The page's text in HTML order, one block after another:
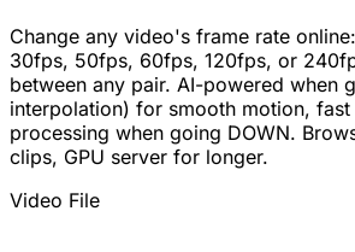
Change any video's frame rate
30fps, 50fps, 60fps, 120fps, or
between any pair. AI-powered when
interpolation) for smooth motion, fast
processing when going DOWN.
clips, GPU server for longer.
Video File